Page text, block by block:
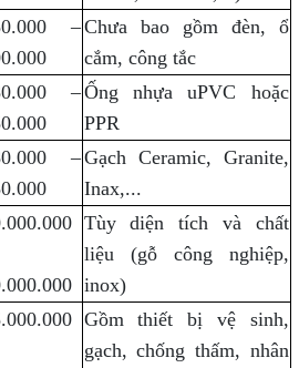
–Chưa bao gồm đèn, ổ
cắm, công tắc
–Ống nhựa uPVC hoặc
PPR
–Gạch Ceramic, Granite,
Inax,...
Tùy diện tích và chất
liệu (gỗ công nghiệp,
inox)
Gồm thiết bị vệ sinh,
gạch, chống thấm, nhân